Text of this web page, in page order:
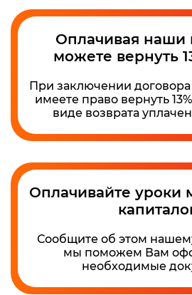
Оплачивая наши
можете вернуть
При заключении
имеете право вернуть
виде возврата
Оплачивайте уроки
Сообщите об этом
мы поможем Вам
необходимые